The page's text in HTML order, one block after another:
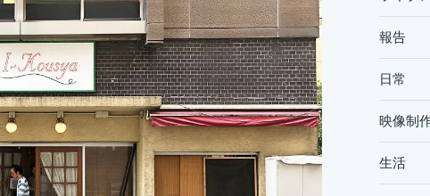
報告
日常
映像制
生活